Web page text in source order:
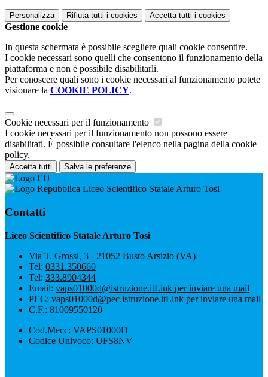
Personalizza Rifiuta tutti i cookies Accetta tutti i cookies
Gestione cookie
In questa schermata è possibile scegliere quali cookie consentire.
I cookie necessari sono quelli che consentono il funzionamento della
piattaforma e non è possibile disabilitarli.
Per conoscere quali sono i cookie necessari al funzionamento potete
visionare la COOKIE POLICY.
Cookie necessari per il funzionamento
I cookie necessari per il funzionamento non possono essere
disabilitati. È possibile consultare l'elenco nella pagina della cookie
policy.
Accetta tutti Salva le preferenze
Liceo Scientifico Statale Arturo Tosi
Contatti
Liceo Scientifico Statale Arturo Tosi
Via T. Grossi, 3 - 21052 Busto Arsizio (VA)
Tel: 0331.350660
Tel: 333.8904344
Email: vaps01000d@istruzione.itLink per inviare una mail
PEC: vaps01000d@pec.istruzione.itLink per inviare una mail
C.F.: 81009550120
Cod.Mecc: VAPS01000D
Codice Univoco: UFS8NV